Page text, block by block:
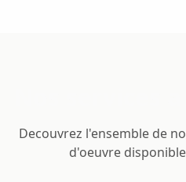
Decouvrez l'ensemble de
d'oeuvre